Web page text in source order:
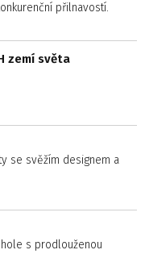
přilnavostí.
zemí světa
se svěžím designem a
s prodlouženou